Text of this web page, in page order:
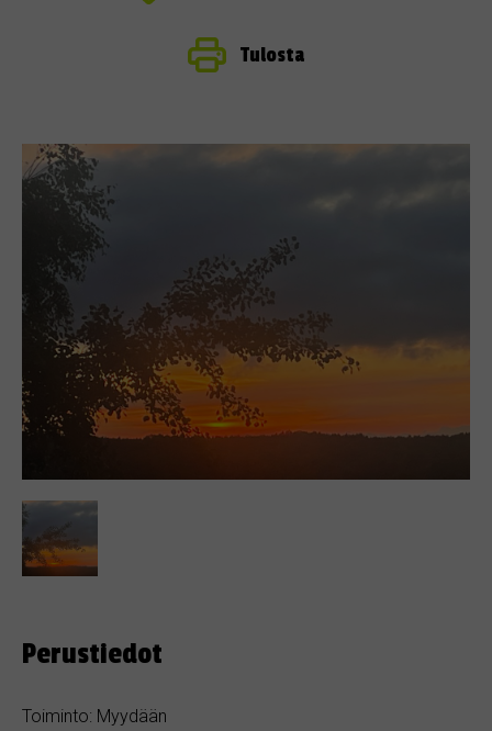
Tulosta
Perustiedot
Toiminto: Myydään